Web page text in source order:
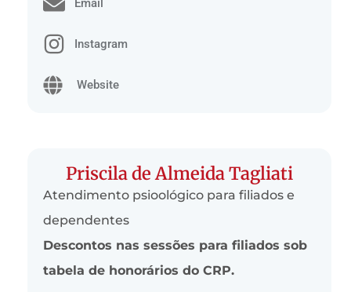
Email
Instagram
Website
Priscila de Almeida Tagliati
Atendimento psioológico para filiados e
dependentes
Descontos nas sessões para filiados sob
tabela de honorários do CRP.